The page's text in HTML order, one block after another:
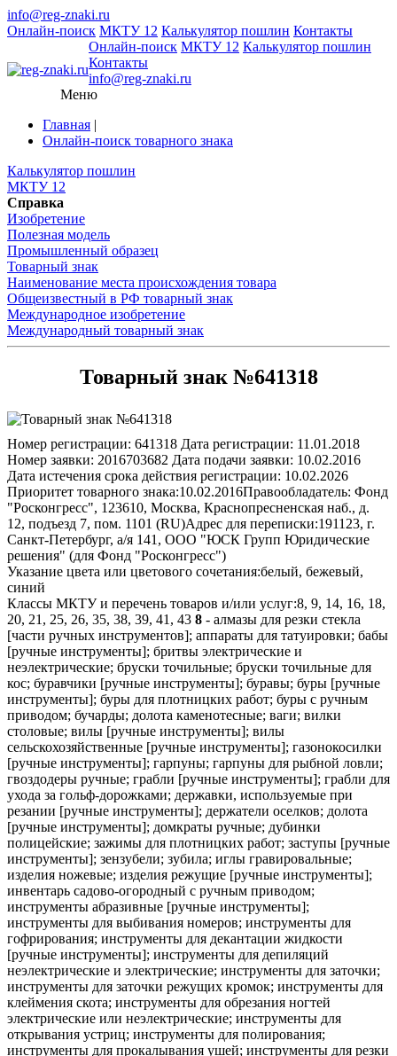
info@reg-znaki.ru
Онлайн-поиск МКТУ 12 Калькулятор пошлин Контакты
Онлайн-поиск МКТУ 12 Калькулятор пошлин
Контакты
info@reg-znaki.ru
Меню
Главная |
Онлайн-поиск товарного знака
Калькулятор пошлин
МКТУ 12
Справка
Изобретение
Полезная модель
Промышленный образец
Товарный знак
Наименование места происхождения товара
Общеизвестный в РФ товарный знак
Международное изобретение
Международный товарный знак
Товарный знак №641318
Номер регистрации: 641318 Дата регистрации: 11.01.2018
Номер заявки: 2016703682 Дата подачи заявки: 10.02.2016
Дата истечения срока действия регистрации: 10.02.2026
Приоритет товарного знака:10.02.2016Правообладатель: Фонд
"Росконгресс", 123610, Москва, Краснопресненская наб., д.
12, подъезд 7, пом. 1101 (RU)Адрес для переписки:191123, г.
Санкт-Петербург, а/я 141, ООО "ЮСК Групп Юридические
решения" (для Фонд "Росконгресс")
Указание цвета или цветового сочетания:белый, бежевый,
синий
Классы МКТУ и перечень товаров и/или услуг:8, 9, 14, 16, 18,
20, 21, 25, 26, 35, 38, 39, 41, 43 8 - алмазы для резки стекла
[части ручных инструментов]; аппараты для татуировки; бабы
[ручные инструменты]; бритвы электрические и
неэлектрические; бруски точильные; бруски точильные для
кос; буравчики [ручные инструменты]; буравы; буры [ручные
инструменты]; буры для плотницких работ; буры с ручным
приводом; бучарды; долота каменотесные; ваги; вилки
столовые; вилы [ручные инструменты]; вилы
сельскохозяйственные [ручные инструменты]; газонокосилки
[ручные инструменты]; гарпуны; гарпуны для рыбной ловли;
гвоздодеры ручные; грабли [ручные инструменты]; грабли для
ухода за гольф-дорожками; державки, используемые при
резании [ручные инструменты]; держатели оселков; долота
[ручные инструменты]; домкраты ручные; дубинки
полицейские; зажимы для плотницких работ; заступы [ручные
инструменты]; зензубели; зубила; иглы гравировальные;
изделия ножевые; изделия режущие [ручные инструменты];
инвентарь садово-огородный с ручным приводом;
инструменты абразивные [ручные инструменты];
инструменты для выбивания номеров; инструменты для
гофрирования; инструменты для декантации жидкости
[ручные инструменты]; инструменты для депиляций
неэлектрические и электрические; инструменты для заточки;
инструменты для заточки режущих кромок; инструменты для
клеймения скота; инструменты для обрезания ногтей
электрические или неэлектрические; инструменты для
открывания устриц; инструменты для полирования;
инструменты для прокалывания ушей; инструменты для резки